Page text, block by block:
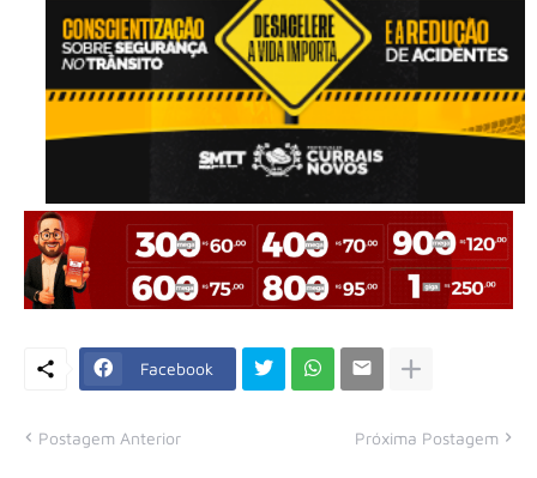
Facebook
Postagem Anterior Próxima Postagem